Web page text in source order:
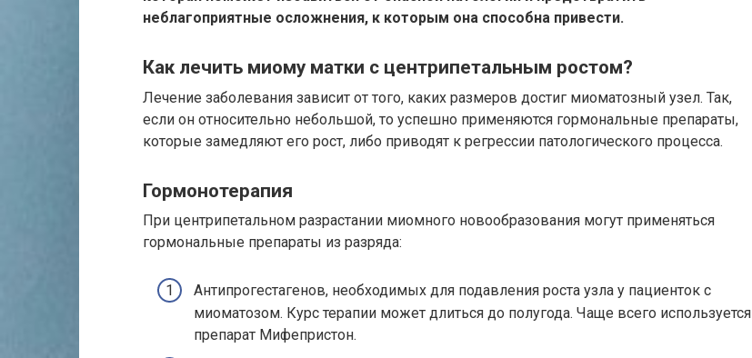
неблагоприятные осложнения, к которым она способна привести.
Как лечить миому матки с центрипетальным ростом?
Лечение заболевания зависит от того, каких размеров достиг миоматозный узел. Так,
если он относительно небольшой, то успешно применяются гормональные препараты,
которые замедляют его рост, либо приводят к регрессии патологического процесса.
Гормонотерапия
При центрипетальном разрастании миомного новообразования могут применяться
гормональные препараты из разряда:
Антипрогестагенов, необходимых для подавления роста узла у пациенток с
миоматозом. Курс терапии может длиться до полугода. Чаще всего используется
препарат Мифепристон.